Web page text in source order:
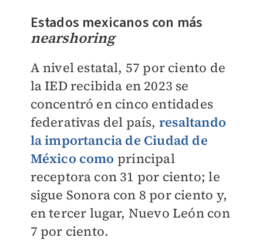
Estados mexicanos con más
nearshoring
A nivel estatal, 57 por ciento de
la IED recibida en 2023 se
concentró en cinco entidades
federativas del país, resaltando
la importancia de Ciudad de
México como principal
receptora con 31 por ciento; le
sigue Sonora con 8 por ciento y,
en tercer lugar, Nuevo León con
7 por ciento.